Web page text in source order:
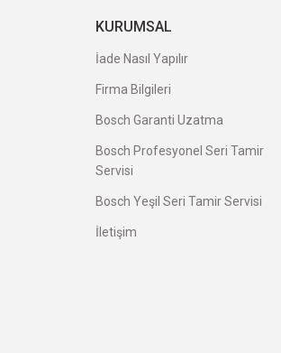
KURUMSAL
İade Nasıl Yapılır
Firma Bilgileri
Bosch Garanti Uzatma
Bosch Profesyonel Seri Tamir
Servisi
Bosch Yeşil Seri Tamir Servisi
İletişim